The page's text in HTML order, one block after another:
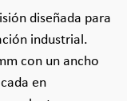
diseñada para
industrial.
con un ancho
en